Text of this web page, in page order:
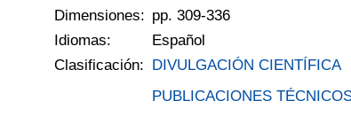
Dimensiones: pp. 309-336
Idiomas:
Español
Clasificación: DIVULGACIÓN CIENTÍFICA
PUBLICACIONES